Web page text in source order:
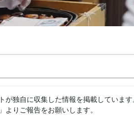
独自に収集した情報を掲載していま
」よりご報告をお願いします。